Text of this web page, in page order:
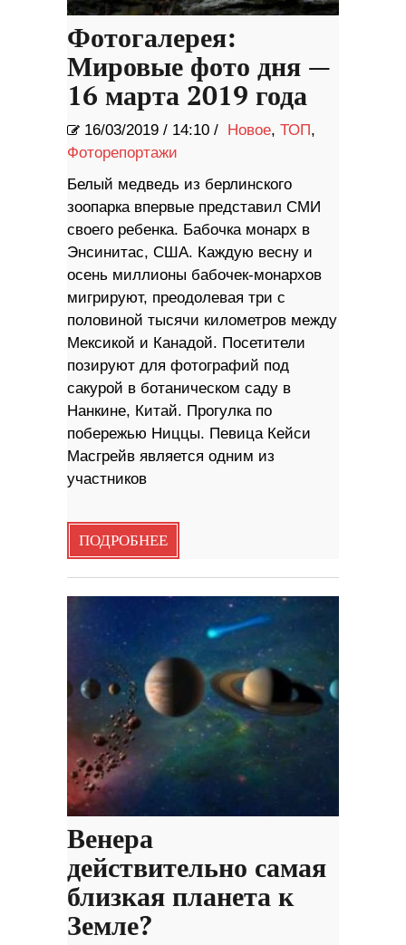
Фотогалерея:
Мировые фото дня —
16 марта 2019 года
16/03/2019 / 14:10 / Новое, ТОП,
Фоторепортажи
Белый медведь из берлинского
зоопарка впервые представил СМИ
своего ребенка. Бабочка монарх в
Энсинитас, США. Каждую весну и
осень миллионы бабочек-монархов
мигрируют, преодолевая три с
половиной тысячи километров между
Мексикой и Канадой. Посетители
позируют для фотографий под
сакурой в ботаническом саду в
Нанкине, Китай. Прогулка по
побережью Ниццы. Певица Кейси
Масгрейв является одним из
участников
ПОДРОБНЕЕ
Венера
действительно самая
близкая планета к
Земле?